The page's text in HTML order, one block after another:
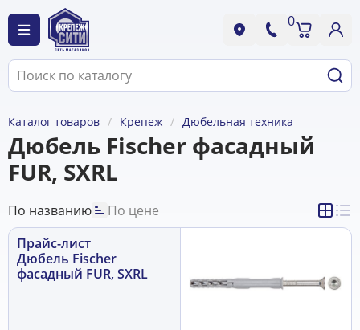
0
Каталог товаров Крепеж Дюбельная техника
Дюбель Fischer фасадный
FUR, SXRL
По названию
По цене
Прайс-лист
Дюбель Fischer
фасадный FUR, SXRL